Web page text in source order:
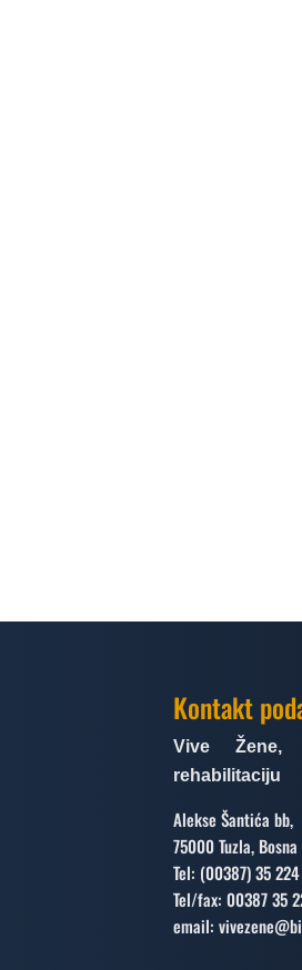
Kontakt
Vive
rehabilitaciju
Alekse Šantića bb,
75000 Tuzla,
Tel: (00387) 35
Tel/fax: 00387 35
email: